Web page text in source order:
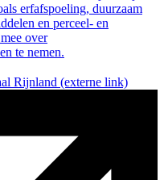
erfafspoeling, duurzaam
en perceel- en
over
te nemen.
Rijnland (externe link)